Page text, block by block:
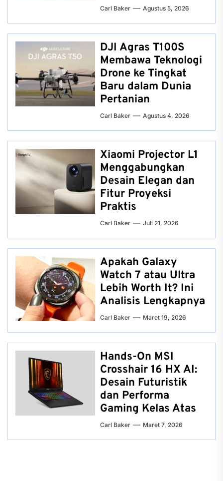
Carl Baker Agustus 5, 2026
DJI Agras T100S
Membawa Teknologi
Drone ke Tingkat
Baru dalam Dunia
Pertanian
Carl Baker Agustus 4, 2026
Xiaomi Projector L1
Menggabungkan
Desain Elegan dan
Fitur Proyeksi
Praktis
Carl Baker Juli 21, 2026
Apakah Galaxy
Watch 7 atau Ultra
Lebih Worth It? Ini
Analisis Lengkapnya
Carl Baker Maret 19, 2026
Hands-On MSI
Crosshair 16 HX AI:
Desain Futuristik
dan Performa
Gaming Kelas Atas
Carl Baker Maret 7, 2026